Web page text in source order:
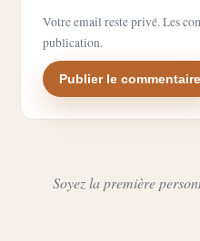
Votre email reste privé. Les
publication.
Publier le commentaire
Soyez la première